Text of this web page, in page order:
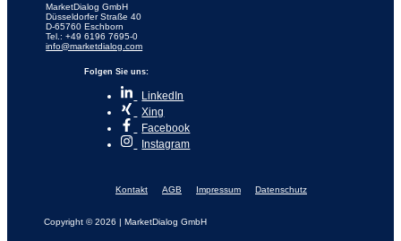
MarketDialog GmbH
Düsseldorfer Straße 40
D-65760 Eschborn
Tel.: +49 6196 7695-0
info@marketdialog.com
Folgen Sie uns:
LinkedIn
Xing
Facebook
Instagram
Kontakt AGB Impressum Datenschutz
Copyright © 2026 | MarketDialog GmbH